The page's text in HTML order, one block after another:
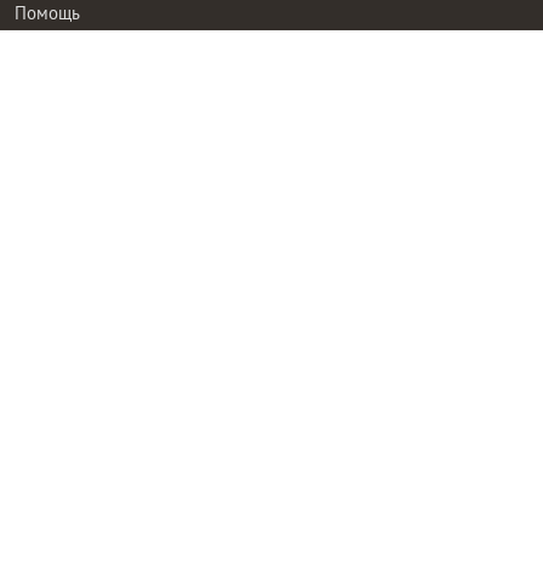
Помощь